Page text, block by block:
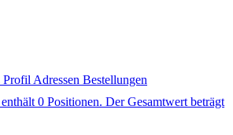
Profil Adressen Bestellungen
0 Positionen. Der Gesamtwert beträgt